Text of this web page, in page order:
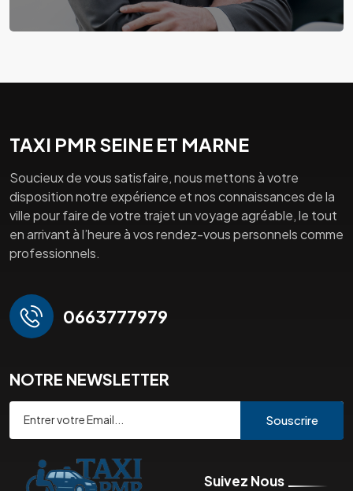
TAXI PMR SEINE ET MARNE
Soucieux de vous satisfaire, nous mettons à votre
disposition notre expérience et nos connaissances de la
ville pour faire de votre trajet un voyage agréable, le tout
en arrivant à l’heure à vos rendez-vous personnels comme
professionnels.
0663777979
NOTRE NEWSLETTER
Souscrire
Suivez Nous